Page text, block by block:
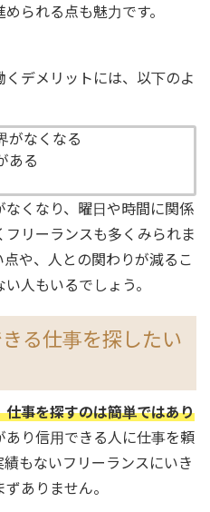
られる点も魅力です。
デメリットには、以下のよ
がなくなる
ある
くなり、曜日や時間に関係
リーランスも多くみられま
や、人との関わりが減るこ
人もいるでしょう。
る仕事を探したい
事を探すのは簡単ではあり
あり信用できる人に仕事を頼
もないフリーランスにいき
ありません。